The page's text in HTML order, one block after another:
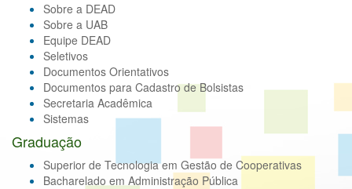
Sobre a DEAD
Sobre a UAB
Equipe DEAD
Seletivos
Documentos Orientativos
Documentos para Cadastro de Bolsistas
Secretaria Acadêmica
Sistemas
Graduação
Superior de Tecnologia em Gestão de Cooperativas
Bacharelado em Administração Pública